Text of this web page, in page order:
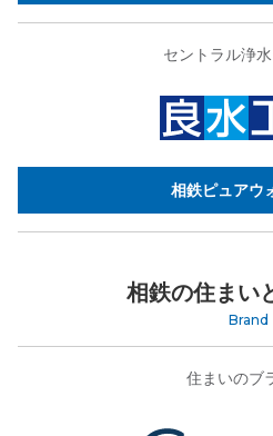
セントラル浄
相鉄ピュアウ
相鉄の住まい
Brand
住まいのブ